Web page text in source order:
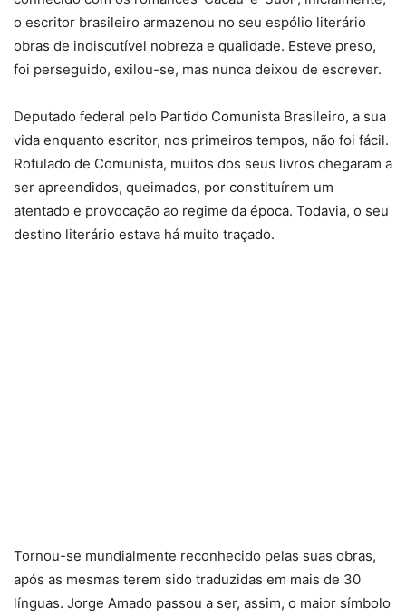
o escritor brasileiro armazenou no seu espólio literário
obras de indiscutível nobreza e qualidade. Esteve preso,
foi perseguido, exilou-se, mas nunca deixou de escrever.
Deputado federal pelo Partido Comunista Brasileiro, a sua
vida enquanto escritor, nos primeiros tempos, não foi fácil.
Rotulado de Comunista, muitos dos seus livros chegaram a
ser apreendidos, queimados, por constituírem um
atentado e provocação ao regime da época. Todavia, o seu
destino literário estava há muito traçado.
Tornou-se mundialmente reconhecido pelas suas obras,
após as mesmas terem sido traduzidas em mais de 30
línguas. Jorge Amado passou a ser, assim, o maior símbolo